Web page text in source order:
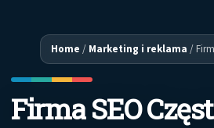
Home / Marketing i reklama /
Firma SEO